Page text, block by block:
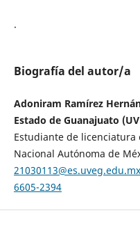
.
Biografía del autor/a
Adoniram Ramírez
Estado de Guanajuato
Estudiante de
Nacional Autónoma de
21030113@es.uveg.edu.mx
6605-2394